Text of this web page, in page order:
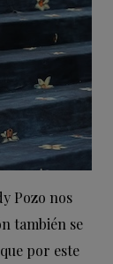
Pozo nos
también se
por este